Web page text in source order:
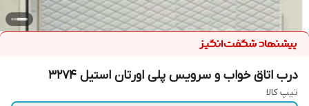
درب اتاق خواب و سرویس پلی اورتان استیل 3274
تیپ کالا